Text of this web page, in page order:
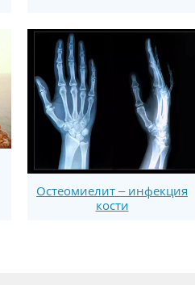
Остеомиелит – инфекция
кости